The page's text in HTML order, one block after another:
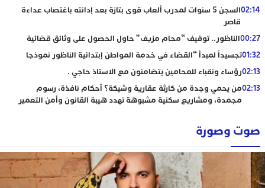
02:14
السجن 5 سنوات لمدرب ألعاب قوى بتازة بعد إدانته باغتصاب عداءة
قاصر
00:27الناظور.. توقيف “محام مزيف” حاول الحصول على وثائق قضائية
01:32تجسيداً لمبدأ “القضاء في خدمة المواطن إبتدائية الناظور نموذجا
02:13رؤساء ونقباء للمحامين يتضامنون مع الاستاذ حاجي .
02:13من يحمي وجدة من كارثة عقارية وشيكة؟ أحكام نافذة، رسوم
مجمدة، ومشاريع سكنية مشبوهة تهدد هيبة القانون وأمن التعمير
صوت وصورة